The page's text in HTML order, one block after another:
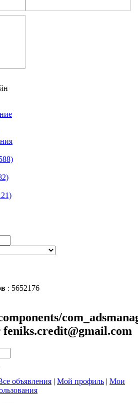
: 5652176
объявления | Мой профиль | Мои